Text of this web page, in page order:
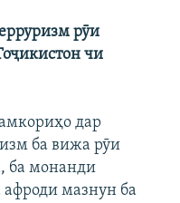
рӯи
чи
дар
ба вижа рӯи
ба монанди
афроди мазнун ба